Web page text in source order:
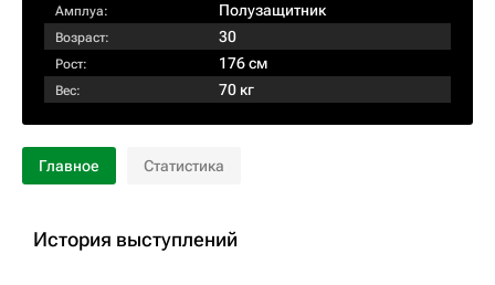
Амплуа: Полузащитник
Возраст: 30
Рост: 176 см
Вес: 70 кг
Главное Статистика
История выступлений